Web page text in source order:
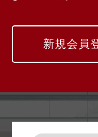
新規会員